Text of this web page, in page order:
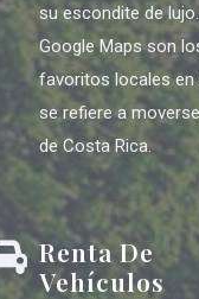
su escondite de
Google Maps son
favoritos locales
se refiere a
de Costa Rica.
Renta De
Vehículos